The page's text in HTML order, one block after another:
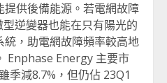
供後備能源。若電網故障
逆變器也能在只有陽光的
，助電網故障頻率較高地
Enphase Energy 主要市
季減8.7%，但仍佔 23Q1